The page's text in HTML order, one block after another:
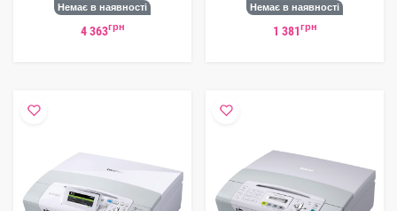
Немає в наявності
4 363грн
Немає в наявності
1 381грн